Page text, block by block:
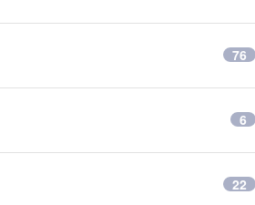
76
6
22